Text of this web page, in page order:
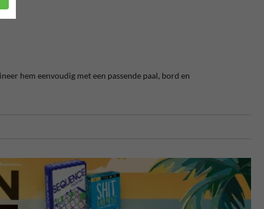
hem eenvoudig met een passende paal, bord en